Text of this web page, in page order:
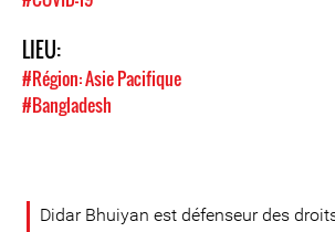
LIEU:
#Région: Asie Pacifique
#Bangladesh
Didar Bhuiyan est défenseur des